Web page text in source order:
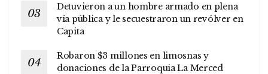
Detuvieron a un hombre armado en plena
vía pública y le secuestraron un revólver en
Capita
Robaron $3 millones en limosnas y
donaciones de la Parroquia La Merced